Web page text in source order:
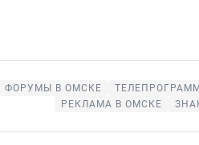
ФОРУМЫ В ОМСКЕ
РЕКЛАМА В ОМСКЕ